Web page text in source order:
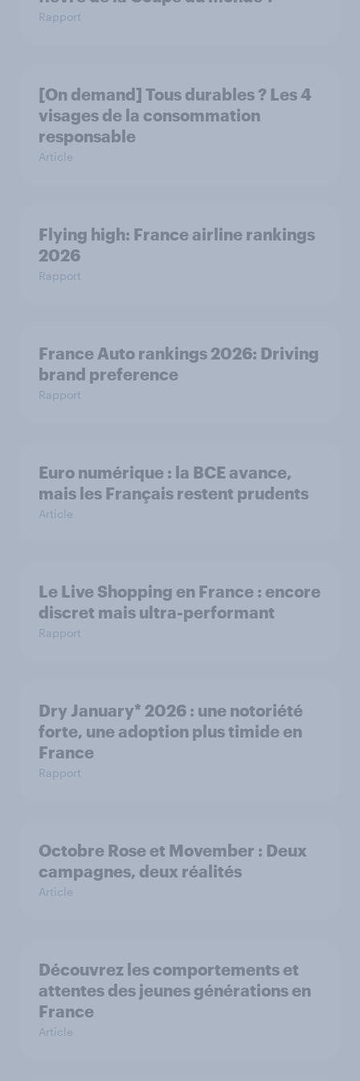
Rapport
[On demand] Tous durables ? Les 4
visages de la consommation
responsable
Article
Flying high: France airline rankings
2026
Rapport
France Auto rankings 2026: ​Driving
brand preference
Rapport
Euro numérique : la BCE avance,
mais les Français restent prudents
Article
Le Live Shopping en France : encore
discret mais ultra-performant
Rapport
Dry January* 2026 : une notoriété
forte, une adoption plus timide en
France
Rapport
Octobre Rose et Movember : Deux
campagnes, deux réalités
Article
Découvrez les comportements et
attentes des jeunes générations en
France
Article